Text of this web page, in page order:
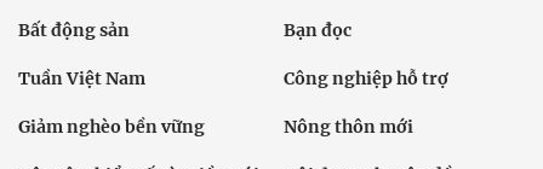
Chính trị
Thời sự Kinh doanh